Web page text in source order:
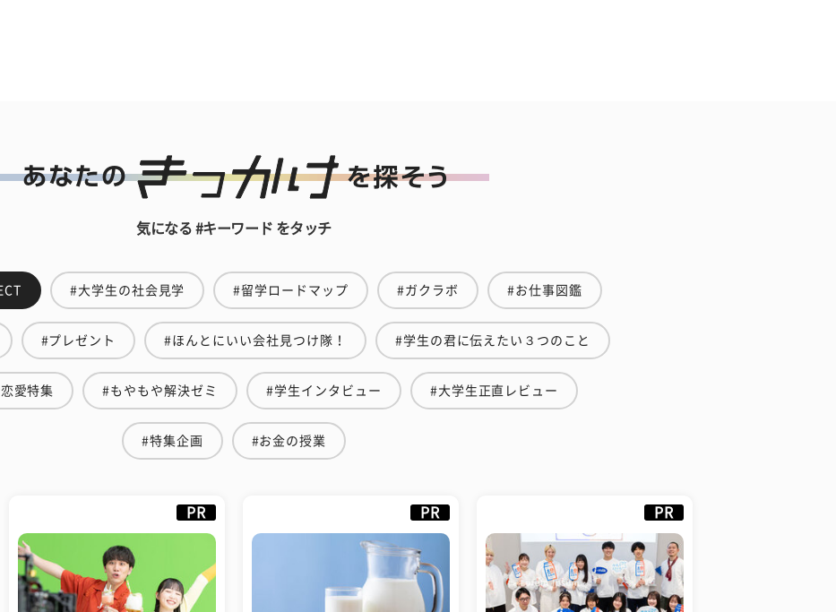
気になる #キーワード をタッチ
#大学生の社会見学 #留学ロードマップ #ガクラボ #お仕事図鑑
#プレゼント #ほんとにいい会社見つけ隊！ #学生の君に伝えたい３つのこと
愛特集 #もやもや解決ゼミ #学生インタビュー #大学生正直レビュー
#特集企画 #お金の授業
PR PR PR